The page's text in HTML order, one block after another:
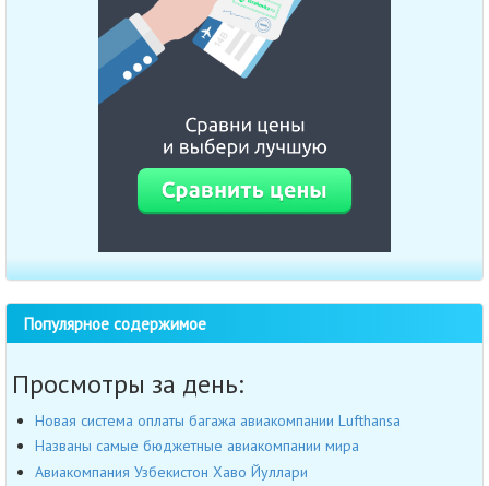
Популярное содержимое
Просмотры за день:
Новая система оплаты багажа авиакомпании Lufthansa
Названы самые бюджетные авиакомпании мира
Авиакомпания Узбекистон Хаво Йуллари